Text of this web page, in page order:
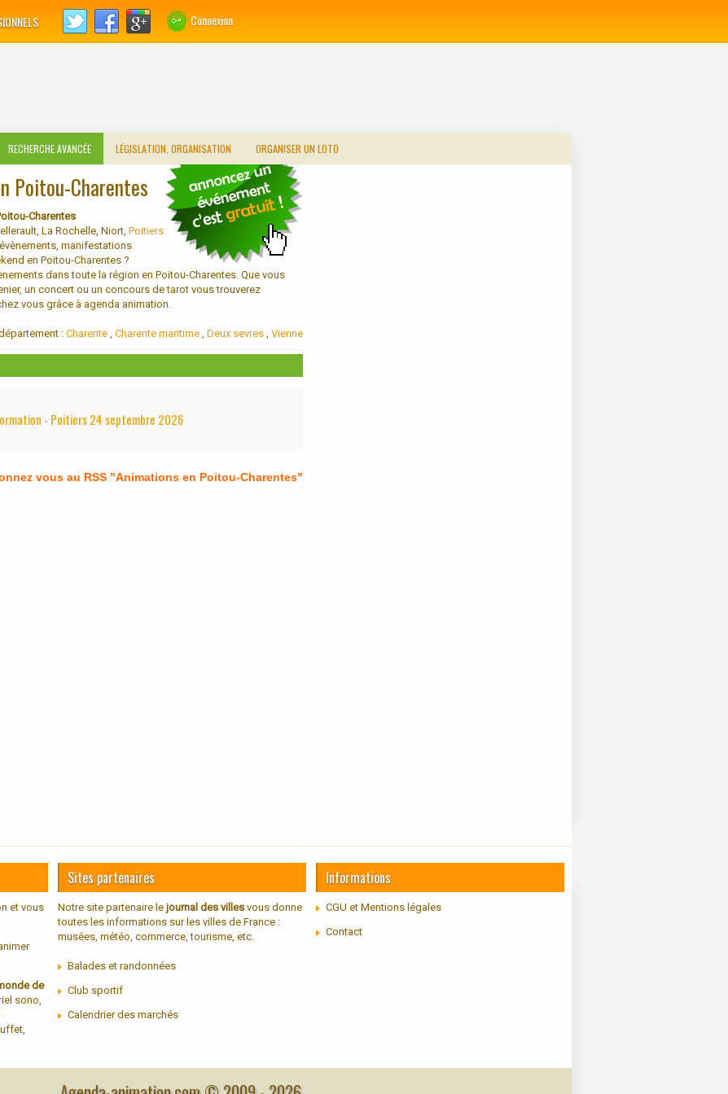
Connexion
RECHERCHE AVANCÉE LÉGISLATION, ORGANISATION ORGANISER UN LOTO
Poitou-Charentes
Charentes
La Rochelle, Niort, Poitiers
manifestations
en Poitou-Charentes ?
dans toute la région en Poitou-Charentes. Que vous
un concert ou un concours de tarot vous trouverez
vous grâce à agenda animation.
: Charente , Charente maritime , Deux sevres , Vienne
- Poitiers 24 septembre 2026
vous au RSS "Animations en Poitou-Charentes"
et vous
de
sono,
Sites partenaires
Notre site partenaire le journal des villes vous donne
toutes les informations sur les villes de France :
musées, météo, commerce, tourisme, etc.
Balades et randonnées
Club sportif
Calendrier des marchés
Informations
CGU et Mentions légales
Contact